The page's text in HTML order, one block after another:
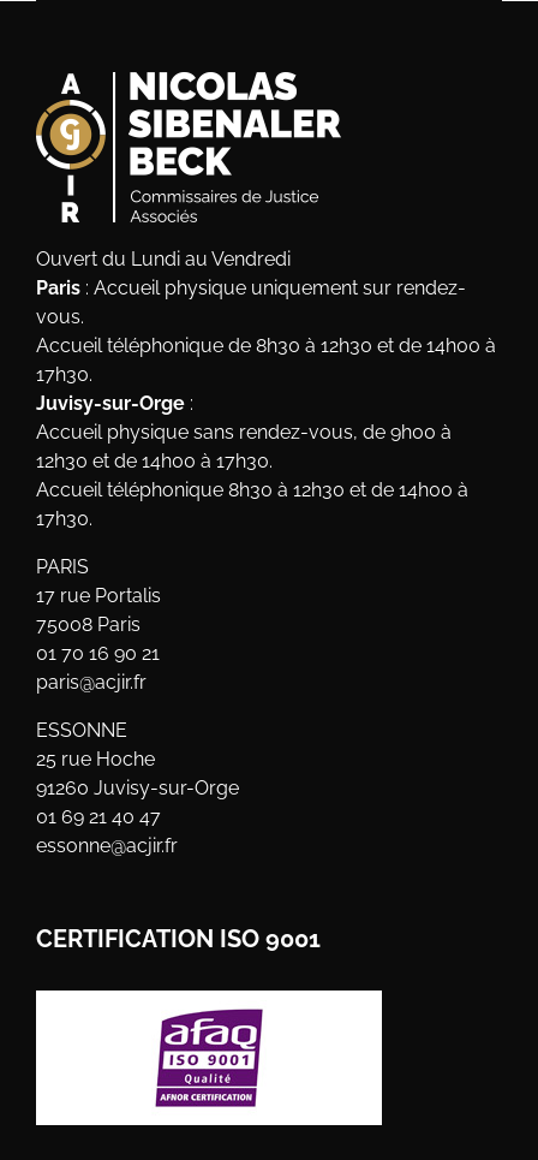
Ouvert du Lundi au Vendredi
Paris : Accueil physique uniquement sur rendez-
vous.
Accueil téléphonique de 8h30 à 12h30 et de 14h00 à
17h30.
Juvisy-sur-Orge :
Accueil physique sans rendez-vous, de 9h00 à
12h30 et de 14h00 à 17h30.
Accueil téléphonique 8h30 à 12h30 et de 14h00 à
17h30.
PARIS
17 rue Portalis
75008 Paris
01 70 16 90 21
paris@acjir.fr
ESSONNE
25 rue Hoche
91260 Juvisy-sur-Orge
01 69 21 40 47
essonne@acjir.fr
CERTIFICATION ISO 9001